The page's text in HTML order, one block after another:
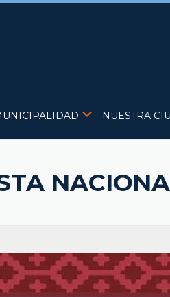
NUESTRA